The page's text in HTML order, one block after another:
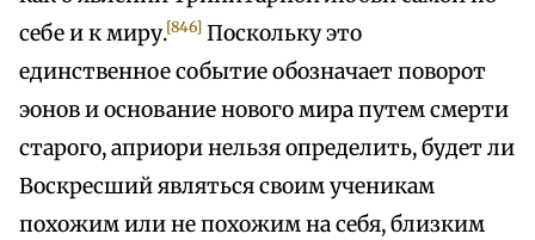
себе и к миру.[846] Поскольку это
единственное событие обозначает поворот
эонов и основание нового мира путем смерти
старого, априори нельзя определить, будет ли
Воскресший являться своим ученикам
похожим или не похожим на себя, близким